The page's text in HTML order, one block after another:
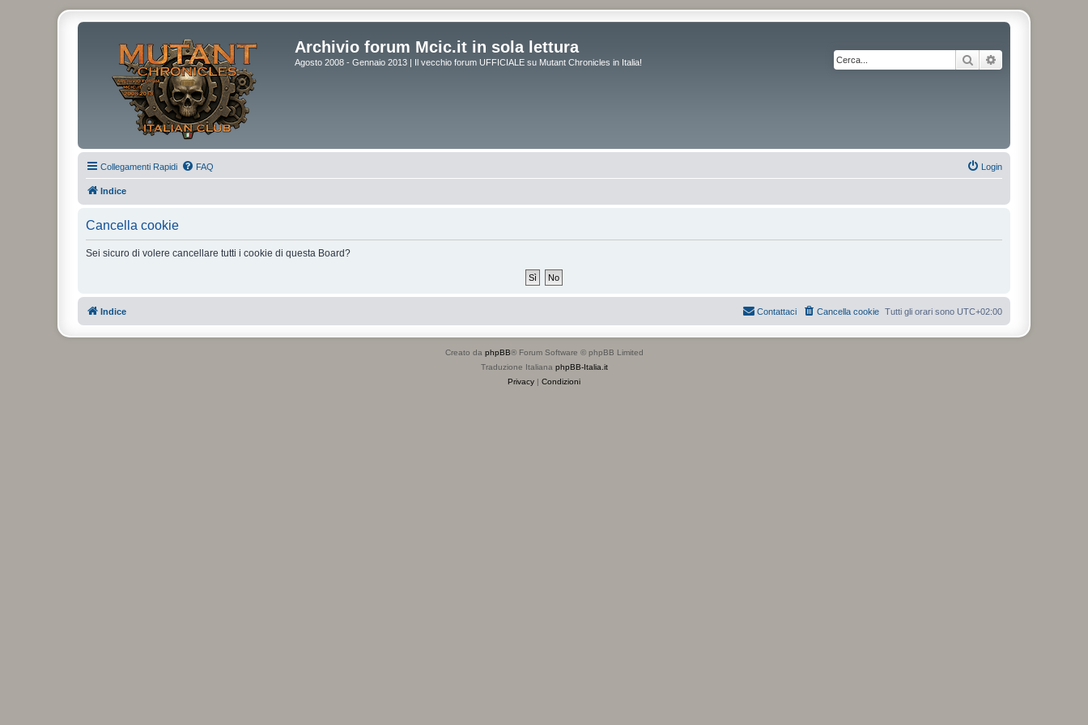
Archivio forum Mcic.it in sola lettura
Agosto 2008 - Gennaio 2013 | Il vecchio forum UFFICIALE su Mutant Chronicles in Italia! Cerca
Collegamenti Rapidi FAQ Login
Indice
Cancella cookie
Sei sicuro di volere cancellare tutti i cookie di questa Board?
Indice Tutti gli orari sono UTC+02:00
Cancella cookie
Contattaci
Creato da phpBB® Forum Software © phpBB Limited
Traduzione Italiana phpBB-Italia.it
Privacy | Condizioni